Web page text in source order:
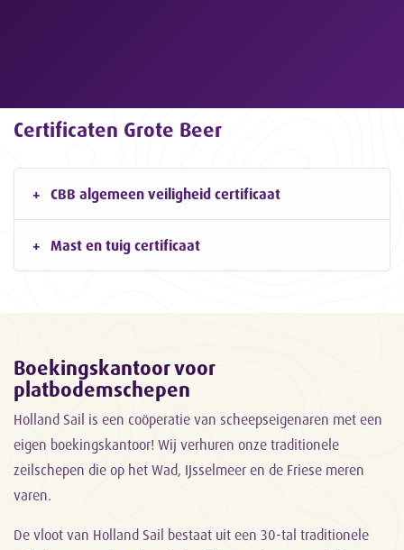
Certificaten Grote Beer
CBB algemeen veiligheid certificaat
Mast en tuig certificaat
Boekingskantoor voor
platbodemschepen
Holland Sail is een coöperatie van scheepseigenaren met een
eigen boekingskantoor! Wij verhuren onze traditionele
zeilschepen die op het Wad, IJsselmeer en de Friese meren
varen.
De vloot van Holland Sail bestaat uit een 30-tal traditionele